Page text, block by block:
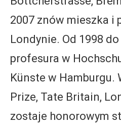
2007 znów mieszka i
Londynie. Od 1998
profesura w
Künste w Hamburgu.
Prize, Tate Britain,
zostaje honorowym